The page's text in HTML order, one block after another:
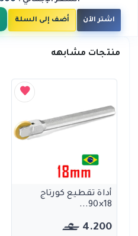
اشتر الآن أضف إلى السلة
منتجات مشابهه
أداة تقطيع كورتاج
18×90...
4.200